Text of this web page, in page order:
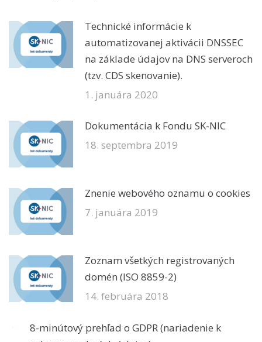
Technické informácie k
automatizovanej aktivácii DNSSEC
na základe údajov na DNS serveroch
(tzv. CDS skenovanie).
1. januára 2020
Dokumentácia k Fondu SK-NIC
18. septembra 2019
Znenie webového oznamu o cookies
7. januára 2019
Zoznam všetkých registrovaných
domén (ISO 8859-2)
14. februára 2018
8-minútový prehľad o GDPR (nariadenie k